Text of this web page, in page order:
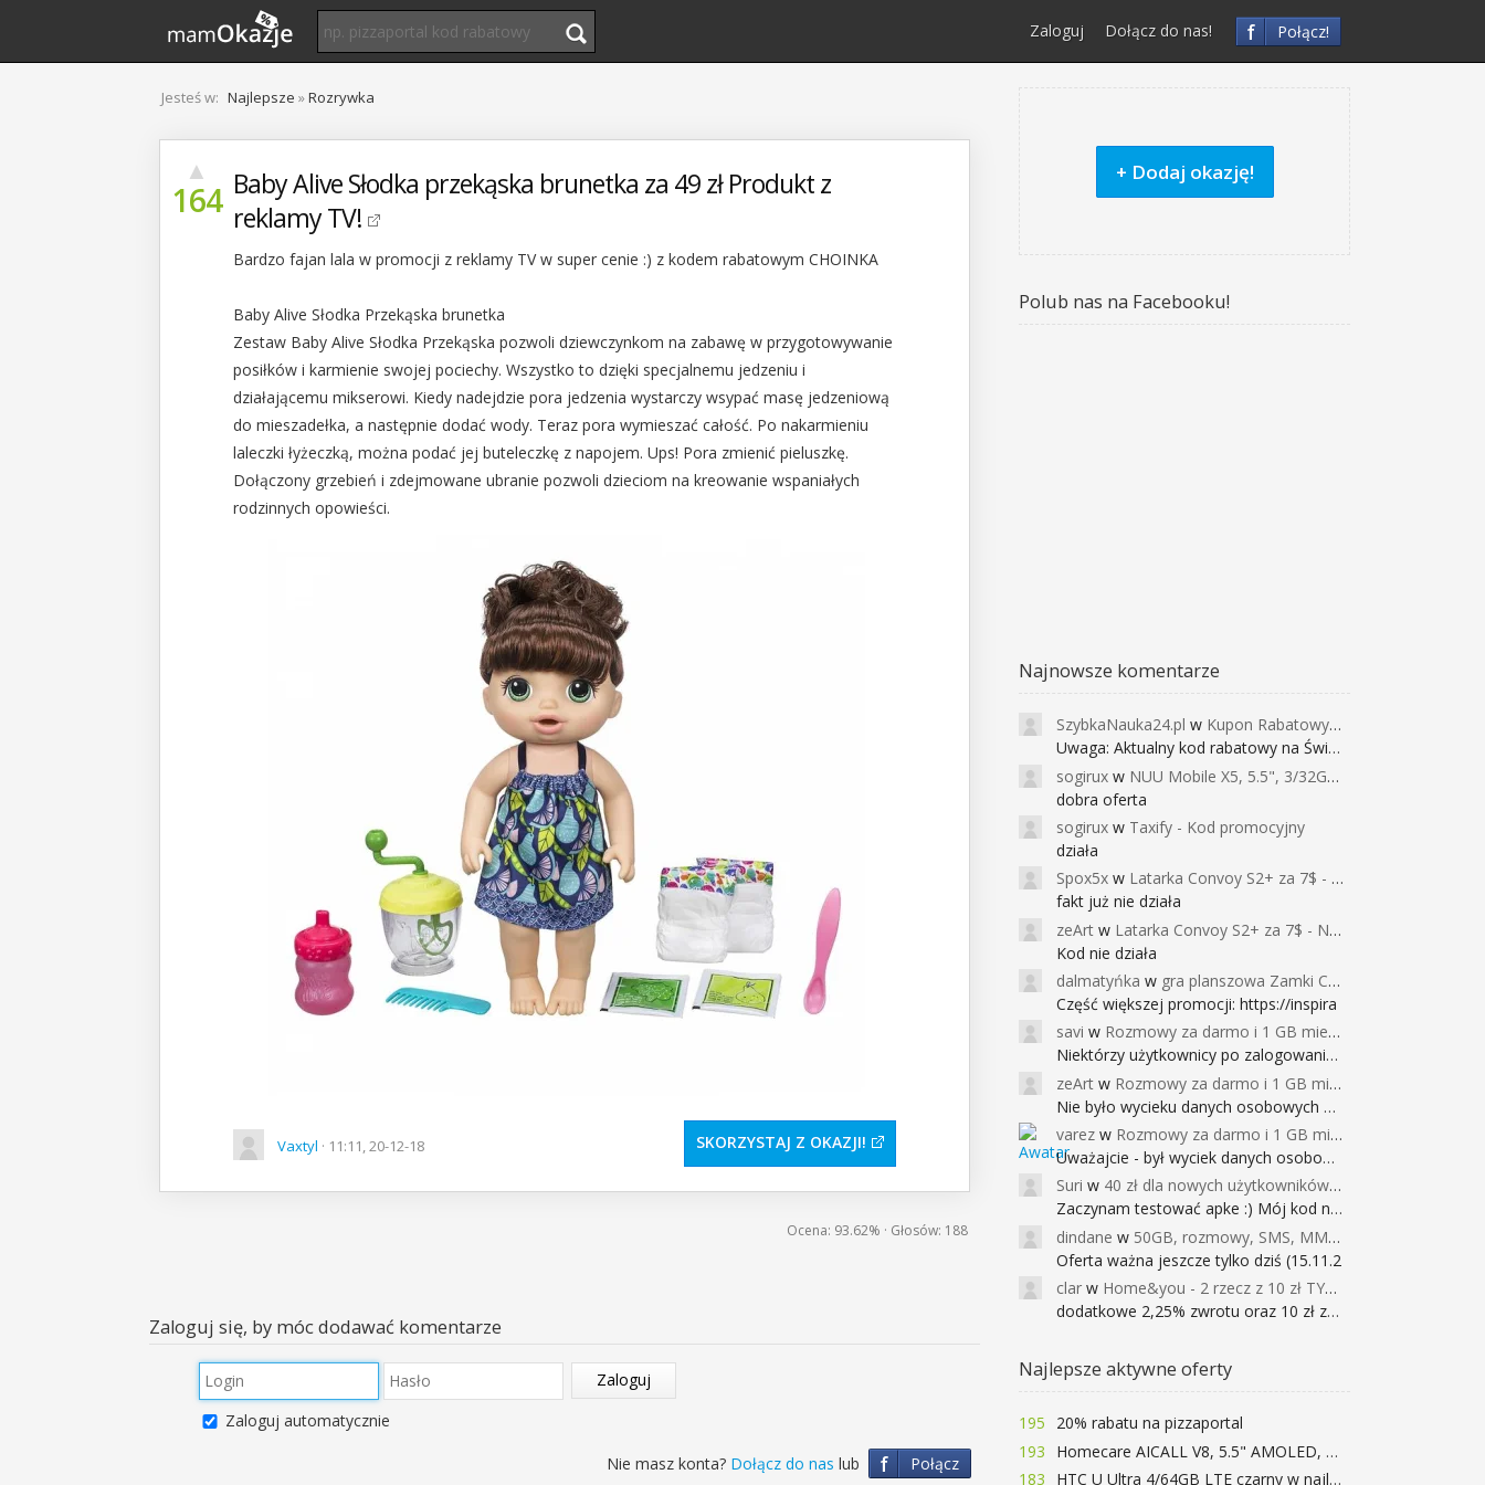
f Połącz!
Zaloguj Dołącz do nas!
Jesteś w: Najlepsze »Rozrywka
▲
164 Baby Alive Słodka przekąska brunetka za 49 zł Produkt z
reklamy TV!
Bardzo fajan lala w promocji z reklamy TV w super cenie :) z kodem rabatowym CHOINKA
Baby Alive Słodka Przekąska brunetka
Zestaw Baby Alive Słodka Przekąska pozwoli dziewczynkom na zabawę w przygotowywanie
posiłków i karmienie swojej pociechy. Wszystko to dzięki specjalnemu jedzeniu i
działającemu mikserowi. Kiedy nadejdzie pora jedzenia wystarczy wsypać masę jedzeniową
do mieszadełka, a następnie dodać wody. Teraz pora wymieszać całość. Po nakarmieniu
laleczki łyżeczką, można podać jej buteleczkę z napojem. Ups! Pora zmienić pieluszkę.
Dołączony grzebień i zdejmowane ubranie pozwoli dzieciom na kreowanie wspaniałych
rodzinnych opowieści.
Vaxtyl · 11:11, 20-12-18 SKORZYSTAJ Z OKAZJI
Ocena: 93.62% · Głosów: 188
Zaloguj się, by móc dodawać komentarze
Zaloguj
Zaloguj automatycznie
f Połącz
Nie masz konta? Dołącz do nas lub
+ Dodaj okazję!
Polub nas na Facebooku!
Najnowsze komentarze
SzybkaNauka24.pl w Kupon Rabatowy na Kurs Angielskiego dla Dzieci - FunEnglish
Uwaga: Aktualny kod rabatowy na Święta (
sogirux w NUU Mobile X5, 5.5", 3/32GB, czujnik linii papilarnych, 2950mAh, aparat 13MP za 267zł - Banggood
dobra oferta
sogirux w Taxify - Kod promocyjny
działa
Spox5x w Latarka Convoy S2+ za 7$ - Najniższa cena od 2017r
fakt już nie działa
zeArt w Latarka Convoy S2+ za 7$ - Najniższa cena od 2017r
Kod nie działa
dalmatyńka w gra planszowa Zamki Caladale za 39zł
Część większej promocji: https://inspira
savi w Rozmowy za darmo i 1 GB miesięcznie
Niektórzy użytkownicy po zalogowaniu do
zeArt w Rozmowy za darmo i 1 GB miesięcznie
Nie było wycieku danych osobowych a nieo
varez w Rozmowy za darmo i 1 GB miesięcznie
Uważajcie - był wyciek danych osobowych
Suri w 40 zł dla nowych użytkowników Google Pay (dawniej Android Pay)
Zaczynam testować apke :) Mój kod na 40
dindane w 50GB, rozmowy, SMS, MMS bez limitu przez 6 miesięcy za darmo za przeniesienie numeru do Play NEXT
Oferta ważna jeszcze tylko dziś (15.11.2
clar w Home&you - 2 rzecz z 10 zł TYLKO DZISIAJ
dodatkowe 2,25% zwrotu oraz 10 zł za r
Najlepsze aktywne oferty
195
20% rabatu na pizzaportal
193
Homecare AICALL V8, 5.5" AMOLED, 4/128GB, Snapdragon 652, LTE, QC3.0, 3400mAh za 416zł
183
HTC U Ultra 4/64GB LTE czarny w najlepszej cenie na rynku 799 zł!!!